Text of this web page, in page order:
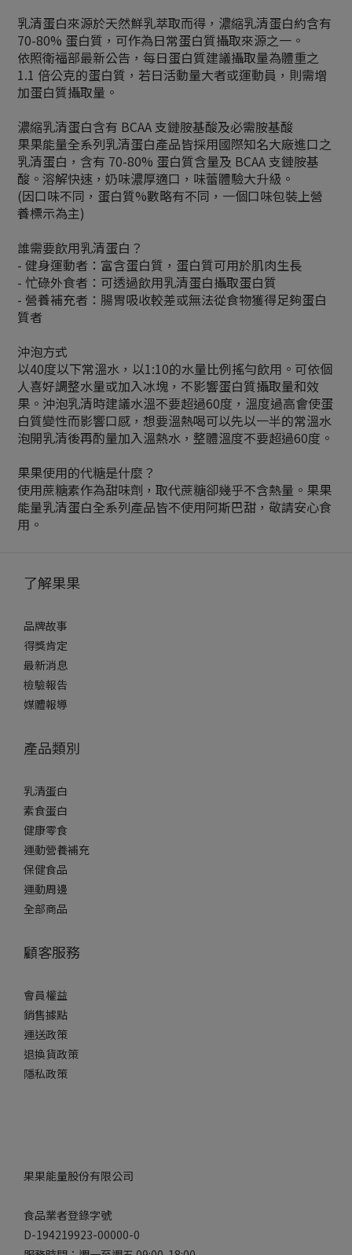
乳清蛋白來源於天然鮮乳萃取而得，濃縮乳清蛋白約含有
70-80% 蛋白質，可作為日常蛋白質攝取來源之一。
依照衛福部最新公告，每日蛋白質建議攝取量為體重之
1.1 倍公克的蛋白質，若日活動量大者或運動員，則需增
加蛋白質攝取量。
濃縮乳清蛋白含有 BCAA 支鏈胺基酸及必需胺基酸
果果能量全系列乳清蛋白產品皆採用國際知名大廠進口之
乳清蛋白，含有 70-80% 蛋白質含量及 BCAA 支鏈胺基
酸。溶解快速，奶味濃厚適口，味蕾體驗大升級。
(因口味不同，蛋白質%數略有不同，一個口味包裝上營
養標示為主)
誰需要飲用乳清蛋白？
- 健身運動者：富含蛋白質，蛋白質可用於肌肉生長
- 忙碌外食者：可透過飲用乳清蛋白攝取蛋白質
- 營養補充者：腸胃吸收較差或無法從食物獲得足夠蛋白
質者
沖泡方式
以40度以下常溫水，以1:10的水量比例搖勻飲用。可依個
人喜好調整水量或加入冰塊，不影響蛋白質攝取量和效
果。沖泡乳清時建議水溫不要超過60度，溫度過高會使蛋
白質變性而影響口感，想要溫熱喝可以先以一半的常溫水
泡開乳清後再酌量加入溫熱水，整體溫度不要超過60度。
果果使用的代糖是什麼？
使用蔗糖素作為甜味劑，取代蔗糖卻幾乎不含熱量。果果
能量乳清蛋白全系列產品皆不使用阿斯巴甜，敬請安心食
用。
了解果果
品牌故事
得獎肯定
最新消息
檢驗報告
媒體報導
產品類別
乳清蛋白
素食蛋白
健康零食
運動營養補充
保健食品
運動周邊
全部商品
顧客服務
會員權益
銷售據點
運送政策
退換貨政策
隱私政策
果果能量股份有限公司
食品業者登錄字號
D-194219923-00000-0